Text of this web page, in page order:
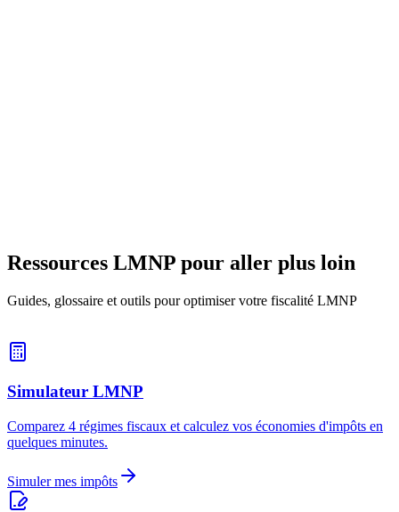
Ressources LMNP pour aller plus loin
Guides, glossaire et outils pour optimiser votre fiscalité LMNP
Simulateur LMNP
Comparez 4 régimes fiscaux et calculez vos économies d'impôts en
quelques minutes.
Simuler mes impôts